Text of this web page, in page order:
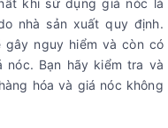
khi sử dụng giá nóc là
nhà sản xuất quy định.
nguy hiểm và còn có
Bạn hãy kiểm tra và
hóa và giá nóc không